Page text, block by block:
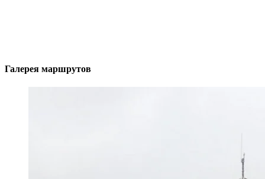
Галерея маршрутов